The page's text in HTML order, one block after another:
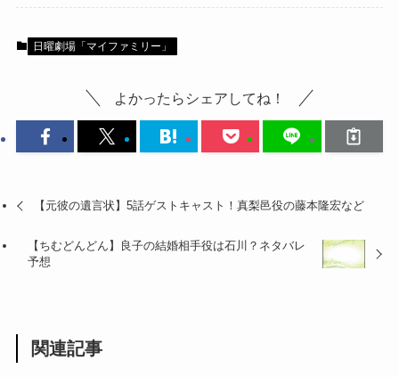
日曜劇場「マイファミリー」
よかったらシェアしてね！
【元彼の遺言状】5話ゲストキャスト！真梨邑役の藤本隆宏など
【ちむどんどん】良子の結婚相手役は石川？ネタバレ
予想
関連記事